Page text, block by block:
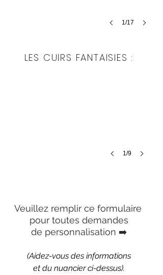
1/17
LES CUIRS FANTAISIES :
1/9
Veuillez remplir ce formulaire
pour toutes demandes
de personnalisation ➡️
(Aidez-vous des informations
et du nuancier ci-dessus).